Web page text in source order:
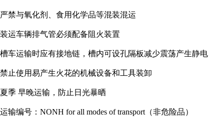
严禁与氧化剂、食用化学品等混装混运
装运车辆排气管必须配备阻火装置
槽车运输时应有接地链，槽内可设孔隔板减少震荡产生静电
禁止使用易产生火花的机械设备和工具装卸
夏季 早晚运输，防止日光暴晒
运输编号：NONH for all modes of transport（非危险品）